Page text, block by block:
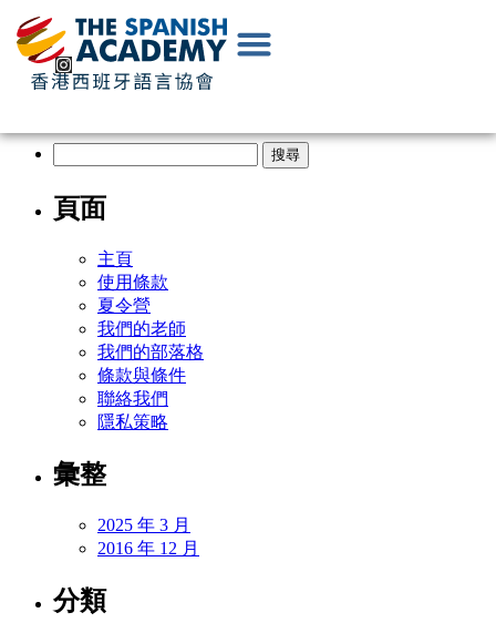
EN
|
頁面
主頁
使用條款
夏令營
我們的老師
我們的部落格
條款與條件
聯絡我們
隱私策略
彙整
2025 年 3 月
2016 年 12 月
分類